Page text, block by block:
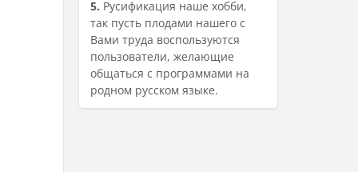
5. Русификация наше хобби,
так пусть плодами нашего с
Вами труда воспользуются
пользователи, желающие
общаться с программами на
родном русском языке.